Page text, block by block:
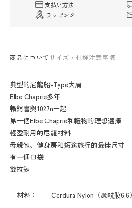
camouflage）
少
camouflage）
數
加
支払い方法
ラッピング
商品について サイズ・仕様注意事項
典型的尼龍船-Type大肩
Elbe Chaprie多年
暢銷書與1027n一起
第一個Elbe Chaprie和禮物的理想選擇
輕盈耐用的尼龍材料
母親包，健身房和短途旅行的最佳尺寸
有一個口袋
雙拉鍊
材料：
Cordura Nylon（聚酰胺6.6）